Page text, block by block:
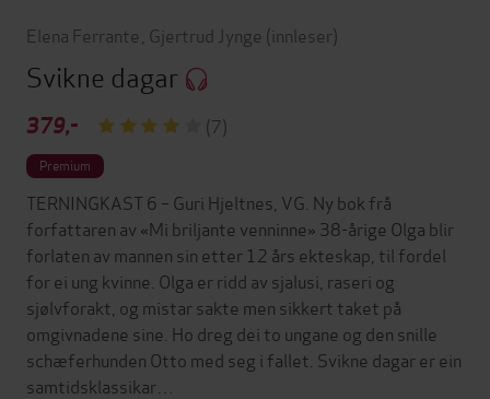
Elena Ferrante Gjertrud Jynge (innleser)
Svikne dagar
379,- (7)
Premium
TERNINGKAST 6 – Guri Hjeltnes, VG. Ny bok frå
forfattaren av «Mi briljante venninne» 38-årige Olga blir
forlaten av mannen sin etter 12 års ekteskap, til fordel
for ei ung kvinne. Olga er ridd av sjalusi, raseri og
sjølvforakt, og mistar sakte men sikkert taket på
omgivnadene sine. Ho dreg dei to ungane og den snille
schæferhunden Otto med seg i fallet. Svikne dagar er ein
samtidsklassikar…